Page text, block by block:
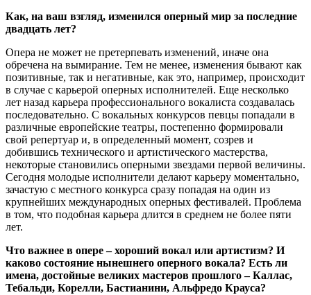
Как, на ваш взгляд, изменился оперный мир за последние
двадцать лет?
Опера не может не претерпевать изменений, иначе она
обречена на вымирание. Тем не менее, изменения бывают как
позитивные, так и негативные, как это, например, происходит
в случае с карьерой оперных исполнителей. Еще несколько
лет назад карьера профессионального вокалиста создавалась
последовательно. С вокальных конкурсов певцы попадали в
различные европейские театры, постепенно формировали
свой репертуар и, в определенный момент, созрев и
добившись технического и артистического мастерства,
некоторые становились оперными звездами первой величины.
Сегодня молодые исполнители делают карьеру моментально,
зачастую с местного конкурса сразу попадая на один из
крупнейших международных оперных фестивалей. Проблема
в том, что подобная карьера длится в среднем не более пяти
лет.
Что важнее в опере – хороший вокал или артистизм? И
каково состояние нынешнего оперного вокала? Есть ли
имена, достойные великих мастеров прошлого – Каллас,
Тебальди, Корелли, Бастианини, Альфредо Крауса?